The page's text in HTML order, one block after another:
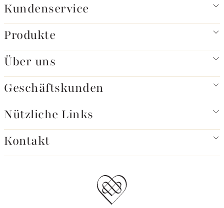
Kundenservice
Produkte
Über uns
Geschäftskunden
Nützliche Links
Kontakt